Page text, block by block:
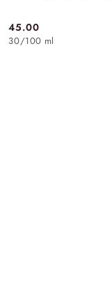
Cena:
45.00
30/100 ml